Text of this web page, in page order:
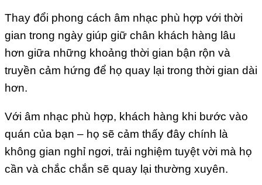
Thay đổi phong cách âm nhạc phù hợp với thời
gian trong ngày giúp giữ chân khách hàng lâu
hơn giữa những khoảng thời gian bận rộn và
truyền cảm hứng để họ quay lại trong thời gian dài
hơn.
Với âm nhạc phù hợp, khách hàng khi bước vào
quán của bạn – họ sẽ cảm thấy đây chính là
không gian nghỉ ngơi, trải nghiệm tuyệt vời mà họ
cần và chắc chắn sẽ quay lại thường xuyên.